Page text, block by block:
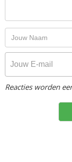
Reacties worden